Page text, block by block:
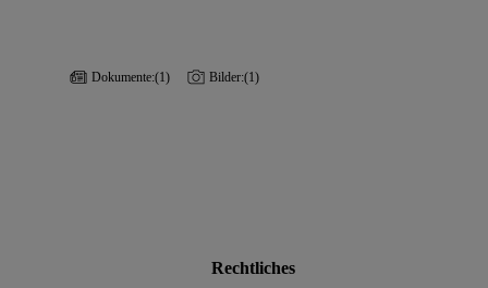
Dokumente:(1) Bilder:(1)
Rechtliches